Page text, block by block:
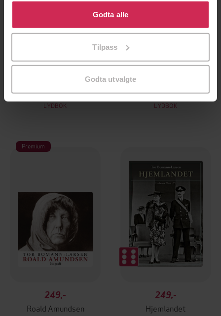
Klikk på «Godta alle» for å gi oss ditt samtykke til å
bruke cookies for alle disse formålene. Du kan også
tilpasse ditt samtykke til spesifikke formål ved å klikke
Godta alle
Tilpass
Godta utvalgte
399,-
Tor Bomann-Larsen
LYDBOK
399,-
Det usynlige blekk
Tor Bomann-Larsen
LYDBOK
Premium
249,-
Roald Amundsen
249,-
Hjemlandet